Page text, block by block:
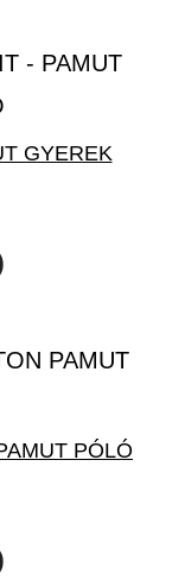
GYEREK
PÓLÓ